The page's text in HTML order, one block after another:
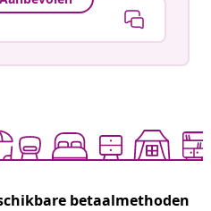
betaalmethoden